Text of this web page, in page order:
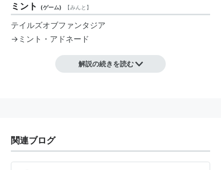
ミント (ゲーム) 【みんと 】
テイルズオブファンタジア
→ ミント・アドネード
ギャラクシーエンジェル
他にも食玩やサッカーユニフォーム、アイドルトレーデ
解説の続きを読む
関連ブログ